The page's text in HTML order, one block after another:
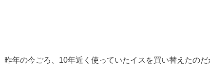
昨年の今ごろ、10年近く使っていたイスを買い替えたのだ